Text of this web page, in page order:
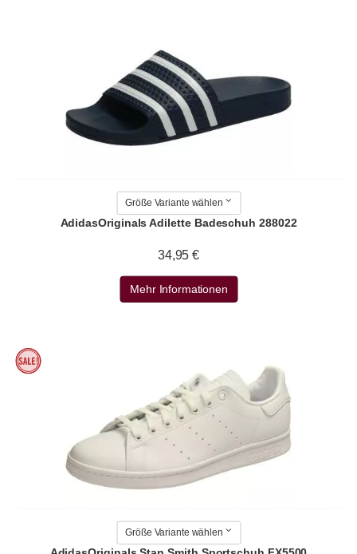
Größe Variante wählen
AdidasOriginals Adilette Badeschuh 288022
34,95 €
Mehr Informationen
Größe Variante wählen